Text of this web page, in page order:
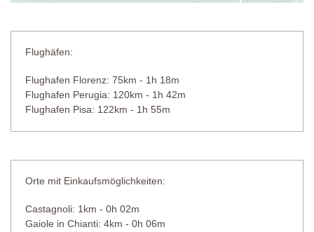
Flughäfen:
Flughafen Florenz: 75km - 1h 18m
Flughafen Perugia: 120km - 1h 42m
Flughafen Pisa: 122km - 1h 55m
Orte mit Einkaufsmöglichkeiten:
Castagnoli: 1km - 0h 02m
Gaiole in Chianti: 4km - 0h 06m